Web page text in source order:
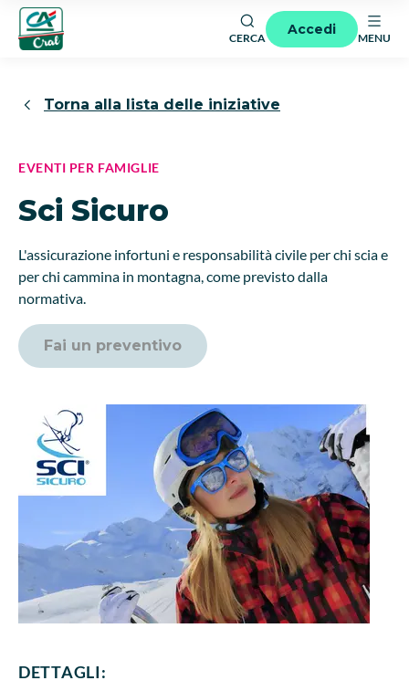
CERCA
Accedi
MENU
Torna alla lista delle iniziative
EVENTI PER FAMIGLIE
Sci Sicuro
L'assicurazione infortuni e responsabilità civile per chi scia e
per chi cammina in montagna, come previsto dalla
normativa.
Fai un preventivo
DETTAGLI: